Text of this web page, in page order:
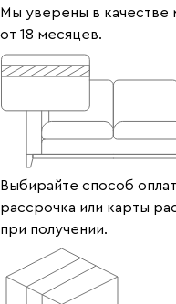
Мы уверены в качестве
от 18 месяцев.
Выбирайте способ
рассрочка или карты
при получении.